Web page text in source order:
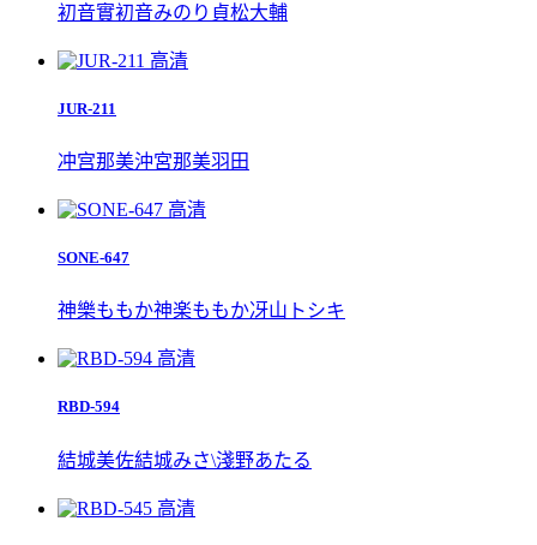
初音實初音みのり 貞松大輔
高清
JUR-211
冲宫那美沖宮那美羽田
高清
SONE-647
神樂ももか神楽ももか冴山トシキ
高清
RBD-594
結城美佐結城みさ\淺野あたる
高清